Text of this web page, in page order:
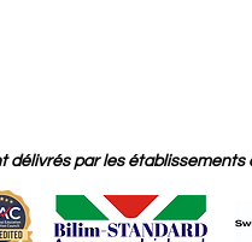
délivrés par les établissements